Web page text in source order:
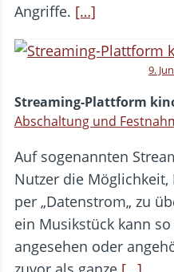
Angriffe. […]
9.
Streaming-Plattform
Abschaltung und
Auf sogenannten
Nutzer die
per „Datenstrom„ zu
ein Musikstück kann
angesehen oder